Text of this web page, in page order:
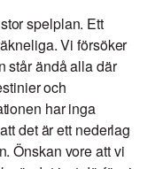
spelplan. Ett
Vi försöker
står ändå alla där
och
har inga
det är ett nederlag
Önskan vore att vi